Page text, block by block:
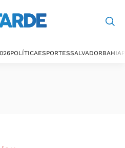
POLÍTICAESPORTESSALVADORBAHIA